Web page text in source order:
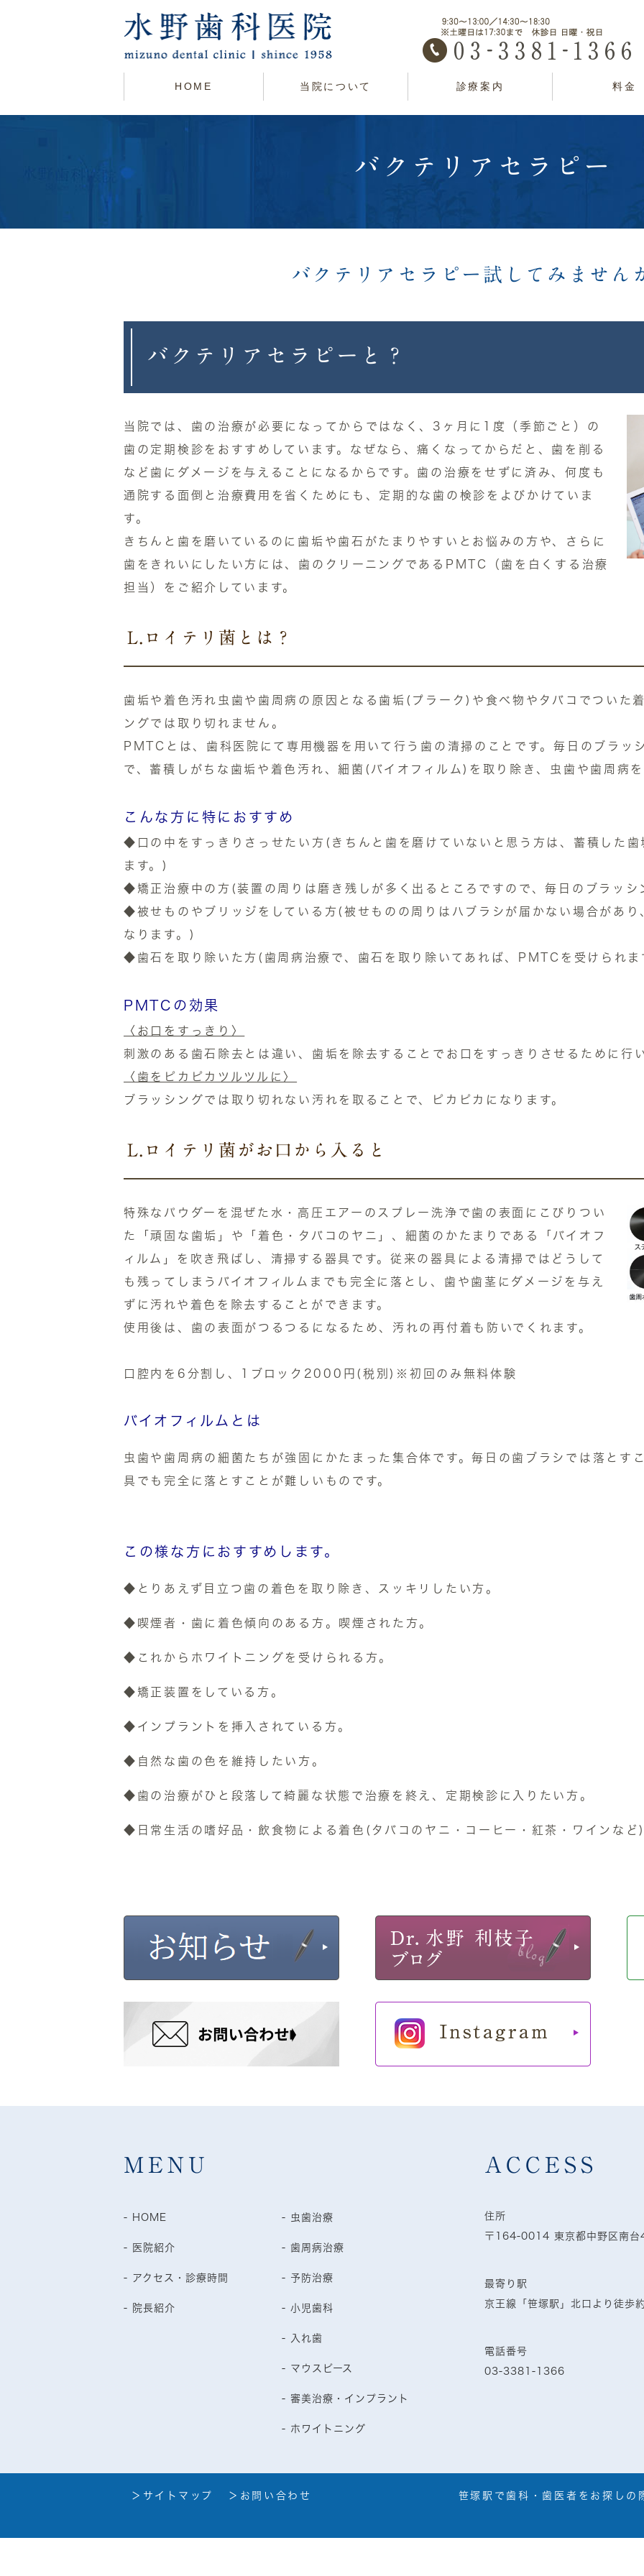
HOME 当院について 診療案内 料金
バクテリアセラピー
バクテリアセラピー試してみません
バクテリアセラピーと？
当院では、歯の治療が必要になってからではなく、3ヶ月に1度（季節ごと）の
歯の定期検診をおすすめしています。なぜなら、痛くなってからだと、歯を削る
など歯にダメージを与えることになるからです。歯の治療をせずに済み、何度も
通院する面倒と治療費用を省くためにも、定期的な歯の検診をよびかけていま
す。
きちんと歯を磨いているのに歯垢や歯石がたまりやすいとお悩みの方や、さらに
歯をきれいにしたい方には、歯のクリーニングであるPMTC（歯を白くする治療
担当）をご紹介しています。
L.ロイテリ菌とは？
歯垢や着色汚れ虫歯や歯周病の原因となる歯垢(プラーク)や食べ物やタバコでついた
ングでは取り切れません。
PMTCとは、歯科医院にて専用機器を用いて行う歯の清掃のことです。毎日のブラッ
で、蓄積しがちな歯垢や着色汚れ、細菌(バイオフィルム)を取り除き、虫歯や歯周病
こんな方に特におすすめ
◆口の中をすっきりさっせたい方(きちんと歯を磨けていないと思う方は、蓄積した
ます。)
◆矯正治療中の方(装置の周りは磨き残しが多く出るところですので、毎日のブラッシ
◆被せものやブリッジをしている方(被せものの周りはハブラシが届かない場合があ
なります。)
◆歯石を取り除いた方(歯周病治療で、歯石を取り除いてあれば、PMTCを受けられま
PMTCの効果
〈お口をすっきり〉
刺激のある歯石除去とは違い、歯垢を除去することでお口をすっきりさせるために行
〈歯をピカピカツルツルに〉
ブラッシングでは取り切れない汚れを取ることで、ピカピカになります。
L.ロイテリ菌がお口から入ると
特殊なパウダーを混ぜた水・高圧エアーのスプレー洗浄で歯の表面にこびりつい
た「頑固な歯垢」や「着色・タバコのヤニ」、細菌のかたまりである「バイオフ
ィルム」を吹き飛ばし、清掃する器具です。従来の器具による清掃ではどうして
も残ってしまうバイオフィルムまでも完全に落とし、歯や歯茎にダメージを与え
ずに汚れや着色を除去することができます。
使用後は、歯の表面がつるつるになるため、汚れの再付着も防いでくれます。
口腔内を6分割し、1ブロック2000円(税別)※初回のみ無料体験
バイオフィルムとは
虫歯や歯周病の細菌たちが強固にかたまった集合体です。毎日の歯ブラシでは落とす
具でも完全に落とすことが難しいものです。
この様な方におすすめします。
◆とりあえず目立つ歯の着色を取り除き、スッキリしたい方。
◆喫煙者・歯に着色傾向のある方。喫煙された方。
◆これからホワイトニングを受けられる方。
◆矯正装置をしている方。
◆インプラントを挿入されている方。
◆自然な歯の色を維持したい方。
◆歯の治療がひと段落して綺麗な状態で治療を終え、定期検診に入りたい方。
◆日常生活の嗜好品・飲食物による着色(タバコのヤニ・コーヒー・紅茶・ワインなど
MENU
- HOME
- 医院紹介
- アクセス・診療時間
- 院長紹介
- 虫歯治療
- 歯周病治療
- 予防治療
- 小児歯科
- 入れ歯
- マウスピース
- 審美治療・インプラント
- ホワイトニング
ACCESS
住所
〒164-0014 東京都中野区南
最寄り駅
京王線「笹塚駅」北口より徒歩
電話番号
03-3381-1366
＞サイトマップ ＞お問い合わせ 笹塚駅で歯科・歯医者をお探し